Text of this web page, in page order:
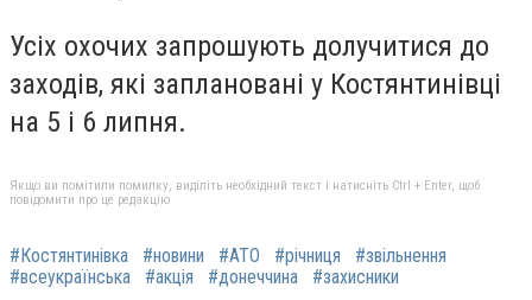
Усіх охочих запрошують долучитися до
заходів, які заплановані у Костянтинівці
на 5 і 6 липня.
Якщо ви помітили помилку, виділіть необхідний текст і натисніть Ctrl + Enter, щоб
повідомити про це редакцію
#Костянтинівка #новини #АТО #річниця
#звільнення
#всеукраїнська
#акція #донеччина #захисники